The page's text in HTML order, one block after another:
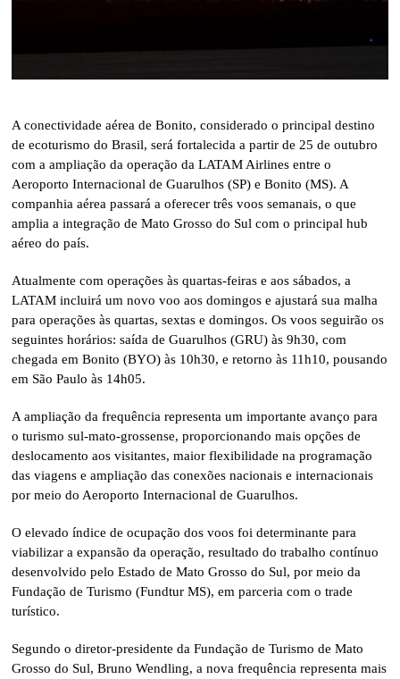
A conectividade aérea de Bonito, considerado o principal destino
de ecoturismo do Brasil, será fortalecida a partir de 25 de outubro
com a ampliação da operação da LATAM Airlines entre o
Aeroporto Internacional de Guarulhos (SP) e Bonito (MS). A
companhia aérea passará a oferecer três voos semanais, o que
amplia a integração de Mato Grosso do Sul com o principal hub
aéreo do país.
Atualmente com operações às quartas-feiras e aos sábados, a
LATAM incluirá um novo voo aos domingos e ajustará sua malha
para operações às quartas, sextas e domingos. Os voos seguirão os
seguintes horários: saída de Guarulhos (GRU) às 9h30, com
chegada em Bonito (BYO) às 10h30, e retorno às 11h10, pousando
em São Paulo às 14h05.
A ampliação da frequência representa um importante avanço para
o turismo sul-mato-grossense, proporcionando mais opções de
deslocamento aos visitantes, maior flexibilidade na programação
das viagens e ampliação das conexões nacionais e internacionais
por meio do Aeroporto Internacional de Guarulhos.
O elevado índice de ocupação dos voos foi determinante para
viabilizar a expansão da operação, resultado do trabalho contínuo
desenvolvido pelo Estado de Mato Grosso do Sul, por meio da
Fundação de Turismo (Fundtur MS), em parceria com o trade
turístico.
Segundo o diretor-presidente da Fundação de Turismo de Mato
Grosso do Sul, Bruno Wendling, a nova frequência representa mais